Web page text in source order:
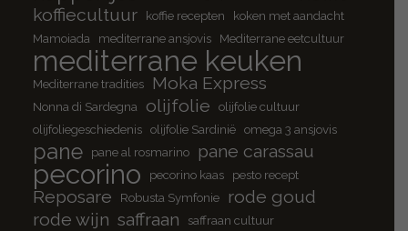
koffiecultuur koffie recepten
koken met aandacht
Mamoiada
mediterrane ansjovis Mediterrane eetcultuur
mediterrane keuken
Mediterrane tradities Moka Express
Nonna di Sardegna olijfolie
olijfolie cultuur
olijfoliegeschiedenis olijfolie Sardinië omega 3 ansjovis
pane pane al rosmarino pane carassau
pecorino pecorino kaas pesto recept
Reposare Robusta Symfonie
rode goud
rode wijn saffraan
saffraan cultuur